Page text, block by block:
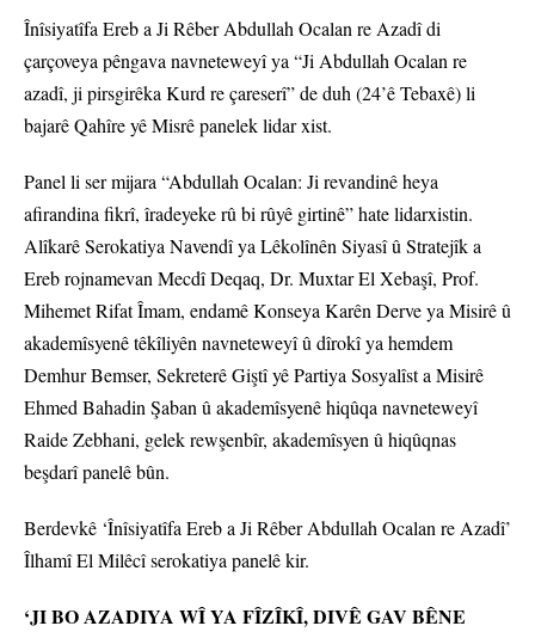
Înîsiyatîfa Ereb a Ji Rêber Abdullah Ocalan re Azadî di
çarçoveya pêngava navneteweyî ya “Ji Abdullah Ocalan re
azadî, ji pirsgirêka Kurd re çareserî” de duh (24’ê Tebaxê) li
bajarê Qahîre yê Misrê panelek lidar xist.
Panel li ser mijara “Abdullah Ocalan: Ji revandinê heya
afirandina fikrî, îradeyeke rû bi rûyê girtinê” hate lidarxistin.
Alîkarê Serokatiya Navendî ya Lêkolînên Siyasî û Stratejîk a
Ereb rojnamevan Mecdî Deqaq, Dr. Muxtar El Xebaşî, Prof.
Mihemet Rifat Îmam, endamê Konseya Karên Derve ya Misirê û
akademîsyenê têkîliyên navneteweyî û dîrokî ya hemdem
Demhur Bemser, Sekreterê Giştî yê Partiya Sosyalîst a Misirê
Ehmed Bahadin Şaban û akademîsyenê hiqûqa navneteweyî
Raide Zebhani, gelek rewşenbîr, akademîsyen û hiqûqnas
beşdarî panelê bûn.
Berdevkê ‘Înîsiyatîfa Ereb a Ji Rêber Abdullah Ocalan re Azadî’
Îlhamî El Milêcî serokatiya panelê kir.
‘JI BO AZADIYA WÎ YA FÎZÎKÎ, DIVÊ GAV BÊNE